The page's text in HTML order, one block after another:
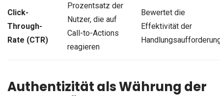
Click-
Through-
Rate (CTR)
Prozentsatz der
Nutzer, die auf
Call-to-Actions
reagieren
Bewertet die
Effektivität der
Authentizität als Währung der